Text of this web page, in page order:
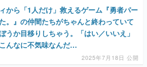
から「1人だけ」救えるゲーム『勇者パー
。』の仲間たちがちゃんと終わっていて
うか目移りしちゃう。「はい／いいえ」
んなに不気味なんだ…
2025年7月18日 公開